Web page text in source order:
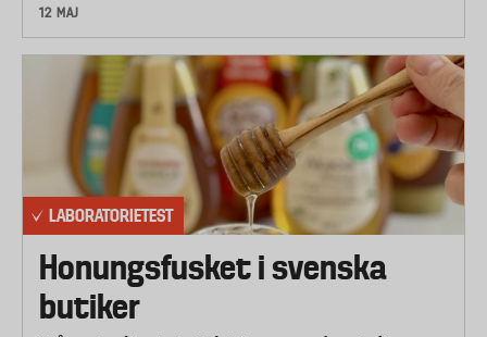
12 MAJ
LABORATORIETEST
Honungsfusket i svenska
butiker